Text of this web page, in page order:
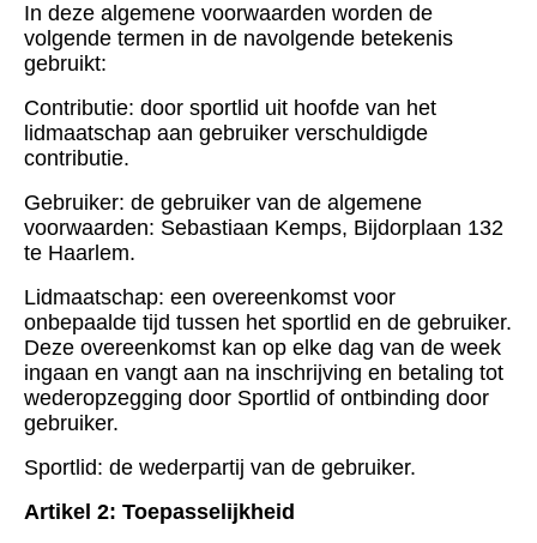
In deze algemene voorwaarden worden de
volgende termen in de navolgende betekenis
gebruikt:
Contributie: door sportlid uit hoofde van het
lidmaatschap aan gebruiker verschuldigde
contributie.
Gebruiker: de gebruiker van de algemene
voorwaarden: Sebastiaan Kemps, Bijdorplaan 132
te Haarlem.
Lidmaatschap: een overeenkomst voor
onbepaalde tijd tussen het sportlid en de gebruiker.
Deze overeenkomst kan op elke dag van de week
ingaan en vangt aan na inschrijving en betaling tot
wederopzegging door Sportlid of ontbinding door
gebruiker.
Sportlid: de wederpartij van de gebruiker.
Artikel 2: Toepasselijkheid